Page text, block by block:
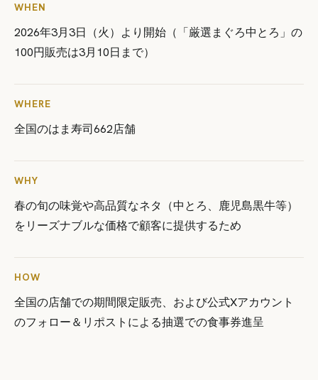
WHEN
2026年3月3日（火）より開始（「厳選まぐろ中とろ」の
100円販売は3月10日まで）
WHERE
全国のはま寿司662店舗
WHY
春の旬の味覚や高品質なネタ（中とろ、鹿児島黒牛等）
をリーズナブルな価格で顧客に提供するため
HOW
全国の店舗での期間限定販売、および公式Xアカウント
のフォロー＆リポストによる抽選での食事券進呈